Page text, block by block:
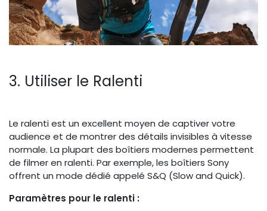
3. Utiliser le Ralenti
Le ralenti est un excellent moyen de captiver votre
audience et de montrer des détails invisibles à vitesse
normale. La plupart des boîtiers modernes permettent
de filmer en ralenti. Par exemple, les boîtiers Sony
offrent un mode dédié appelé S&Q (Slow and Quick).
Paramètres pour le ralenti :